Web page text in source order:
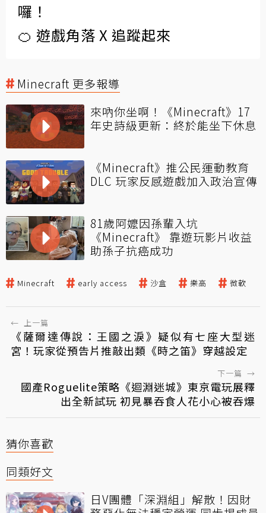
囉！
🍊 遊戲角落 X 追蹤起來
Minecraft 更多報導
來吶你坐啊！《Minecraft》17
年史詩級更新：終於能坐下休息
《Minecraft》推公民運動教育
DLC 玩家反感遊戲加入政治宣傳
81歲阿嬤因孫輩入坑
《Minecraft》 靠遊玩影片收益
助孫子抗癌成功
Minecraft early access 沙盒 樂高 微軟
← 上一篇
《薩爾達傳說：王國之淚》疑似有七座大型迷
宮！玩家從預告片推敲出類《時之笛》穿越設定
下一篇 →
國產Roguelite策略《迴淵迷城》東京電玩展釋
出全新試玩 初見暴吞食人花小心被吞爆
猜你喜歡
同類好文
日V團體「深淵組」解散！因財